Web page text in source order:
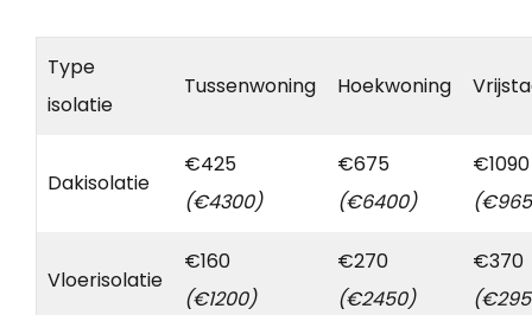
Type
isolatie
Tussenwoning Hoekwoning
Dakisolatie
€425
(€4300)
€675
(€6400)
€1090
Vloerisolatie
€160
(€1200)
€270
(€2450)
€370